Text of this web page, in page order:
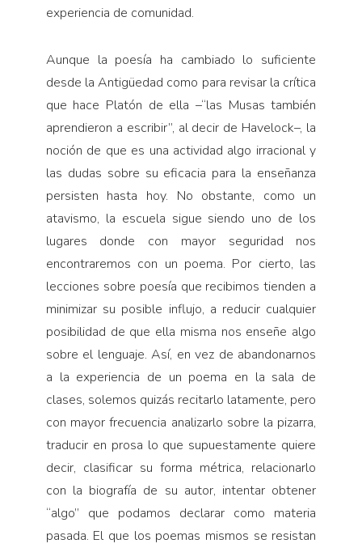
experiencia de comunidad.
Aunque la poesía ha cambiado lo suficiente
desde la Antigüedad como para revisar la crítica
que hace Platón de ella –“las Musas también
aprendieron a escribir”, al decir de Havelock–, la
noción de que es una actividad algo irracional y
las dudas sobre su eficacia para la enseñanza
persisten hasta hoy. No obstante, como un
atavismo, la escuela sigue siendo uno de los
lugares donde con mayor seguridad nos
encontraremos con un poema. Por cierto, las
lecciones sobre poesía que recibimos tienden a
minimizar su posible influjo, a reducir cualquier
posibilidad de que ella misma nos enseñe algo
sobre el lenguaje. Así, en vez de abandonarnos
a la experiencia de un poema en la sala de
clases, solemos quizás recitarlo latamente, pero
con mayor frecuencia analizarlo sobre la pizarra,
traducir en prosa lo que supuestamente quiere
decir, clasificar su forma métrica, relacionarlo
con la biografía de su autor, intentar obtener
“algo” que podamos declarar como materia
pasada. El que los poemas mismos se resistan